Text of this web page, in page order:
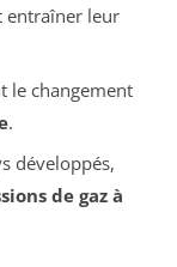
entraîner leur
le changement
.
développés,
de gaz à